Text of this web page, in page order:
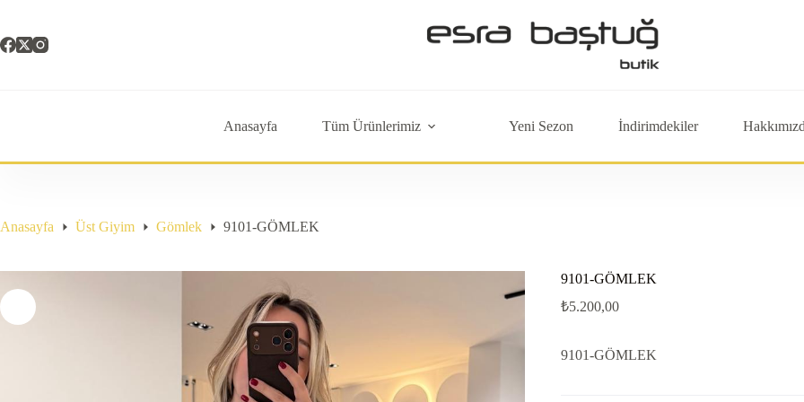
content
Anasayfa Tüm Ürünlerimiz Yeni Sezon İndirimdekiler
Anasayfa Üst Giyim Gömlek 9101-GÖMLEK
9101-GÖMLEK
₺5.200,00
9101-GÖMLEK